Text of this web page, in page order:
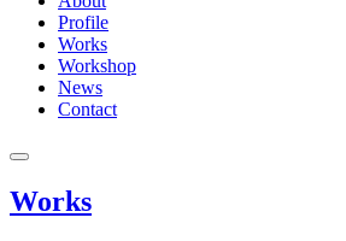
Profile
Works
Workshop
News
Contact
Works